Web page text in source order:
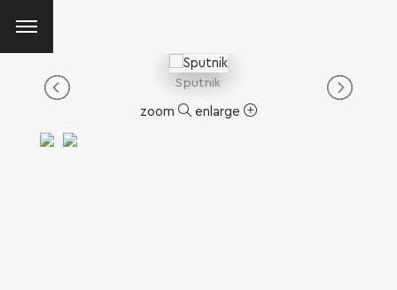
Sputnik
zoom enlarge